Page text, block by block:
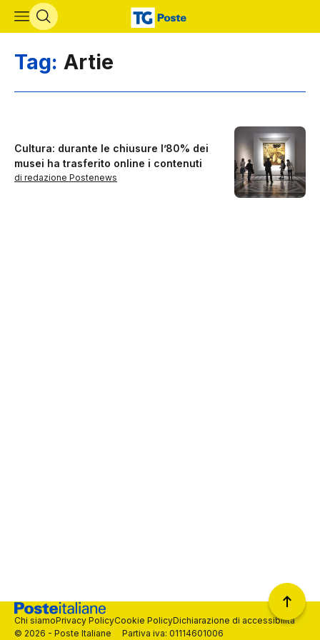
Vai al contenuto principale
Tag: Artie
Cultura: durante le chiusure l’80% dei
musei ha trasferito online i contenuti
di redazione Postenews
© 2026 - Poste Italiane Partiva iva: 01114601006
Chi siamoPrivacy PolicyCookie PolicyDichiarazione di accessibilità